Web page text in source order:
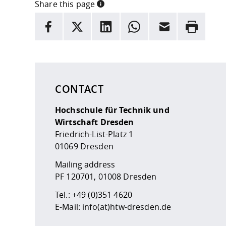
Share this page
INFORMATION
facebook
X LinkedInwhatsappEmail Rrint
CONTACT
Hochschule für Technik und
Wirtschaft Dresden
Friedrich-List-Platz 1
01069 Dresden
Mailing address
PF 120701, 01008 Dresden
Tel.: +49 (0)351 4620
E-Mail: info(at)htw-dresden.de